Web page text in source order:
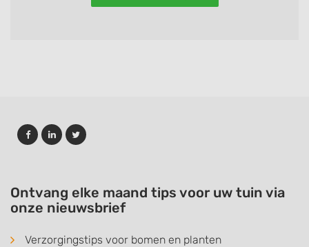
Ontvang elke maand tips voor uw tuin via
onze nieuwsbrief
Verzorgingstips voor bomen en planten